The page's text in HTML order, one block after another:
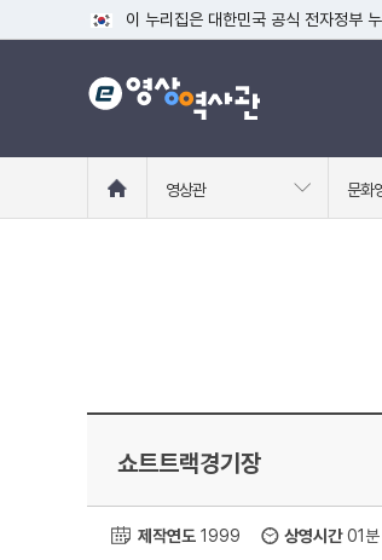
이 누리집은 대한민국 공식 전자정부
공식 누리집 주소 확인하기
go.kr 주소를 사용하는 누리집은 대한
로
영상관 문화
쇼트트랙경기장
제작연도 1999 상영시간01분